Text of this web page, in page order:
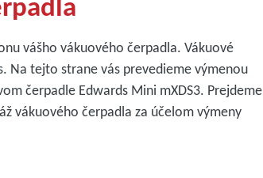
vášho vákuového čerpadla. Vákuové
Na tejto strane vás prevedieme výmenou
čerpadle Edwards Mini mXDS3. Prejdeme
vákuového čerpadla za účelom výmeny